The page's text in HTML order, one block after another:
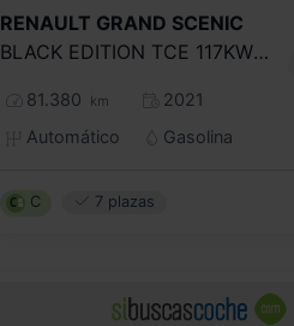
RENAULT GRAND SCENIC
BLACK EDITION TCE 117KW (160CV) EDC GPF
81.380 km
2021
Automático
Gasolina
C 7 plazas